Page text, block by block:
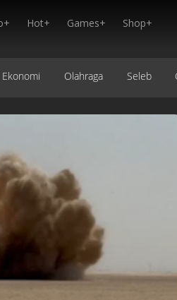
Hot+ Games+ Shop+
Ekonomi Olahraga Seleb